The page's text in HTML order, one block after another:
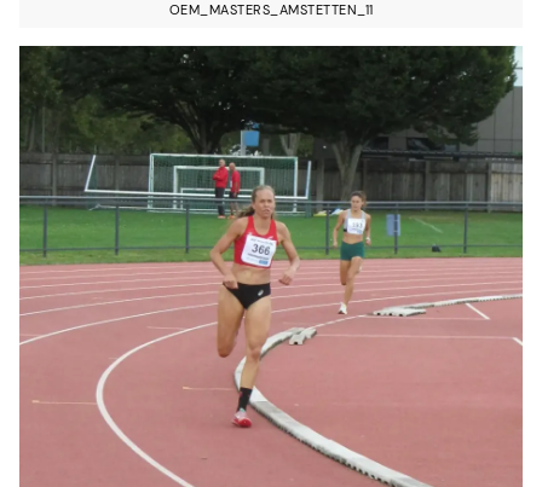
OEM_MASTERS_AMSTETTEN_11